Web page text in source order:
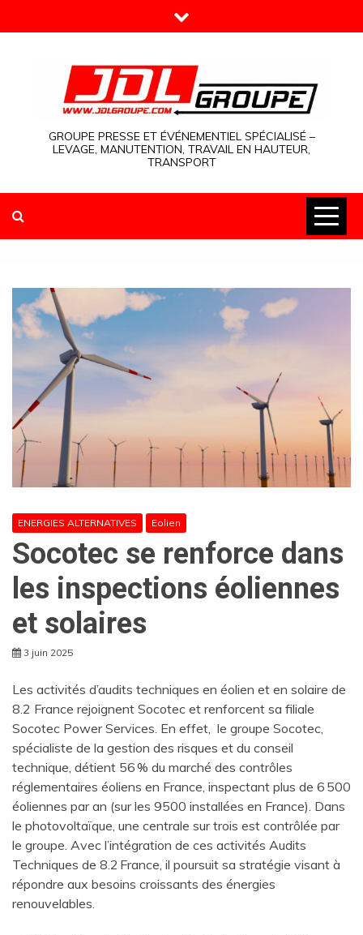
to
GROUPE PRESSE ET ÉVÉNEMENTIEL SPÉCIALISÉ –
LEVAGE, MANUTENTION, TRAVAIL EN HAUTEUR,
TRANSPORT
ENERGIES ALTERNATIVES Eolien
Socotec se renforce dans
les inspections éoliennes
et solaires
3 juin 2025
Les activités d’audits techniques en éolien et en solaire de
8.2 France rejoignent Socotec et renforcent sa filiale
Socotec Power Services. En effet, le groupe Socotec,
spécialiste de la gestion des risques et du conseil
technique, détient 56 % du marché des contrôles
réglementaires éoliens en France, inspectant plus de 6 500
éoliennes par an (sur les 9500 installées en France). Dans
le photovoltaïque, une centrale sur trois est contrôlée par
le groupe. Avec l’intégration de ces activités Audits
Techniques de 8.2 France, il poursuit sa stratégie visant à
répondre aux besoins croissants des énergies
renouvelables.